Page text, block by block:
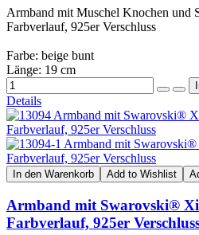
Armband mit Muschel Knochen
Farbverlauf, 925er Verschluss
Farbe: beige bunt
Länge: 19 cm
Details
In den Warenkorb Add to Wishlist
Armband mit Swarovski®
Farbverlauf, 925er